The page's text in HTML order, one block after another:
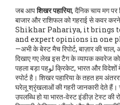
जब आपशिखर पहारिया, दैनिक चाय मग पर
बाजार और राशिफल को गहराई से कवर
Shikhar Pahariya, it brings
and expert opinions in one
—अभी के बेस्ट मैच रिपोर्ट, बाज़ार की
दिखाए गए लेख इस टैग के व्यापक कवरेज
क्रिकेट, भारत और
स्पोर्टहै। शिखर पहारिया के तहत हम
घरेलू श्रृंखलाओं की गहरी जानकारी देते हैं।
उपलब्धि हो या भारत‑वेस्ट इंडीज़ टेस्ट की